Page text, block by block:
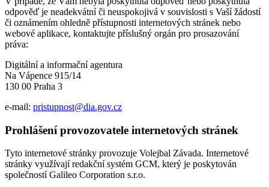
odpověď je neadekvátní či neuspokojivá v souvislosti s Vaší žádostí
či oznámením ohledně přístupnosti internetových stránek nebo
webové aplikace, kontaktujte příslušný orgán pro prosazování
práva:
Digitální a informační agentura
Na Vápence 915/14
130 00 Praha 3
e-mail: pristupnost@dia.gov.cz
Prohlášení provozovatele internetových stránek
Tyto internetové stránky provozuje Volejbal Závada. Internetové
stránky využívají redakční systém GCM, který je poskytován
společností Galileo Corporation s.r.o.